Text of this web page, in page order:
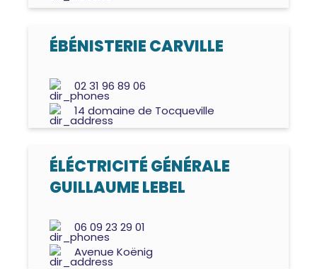
ÉBÉNISTERIE CARVILLE
02 31 96 89 06
14 domaine de Tocqueville
ÉLÉCTRICITÉ GÉNÉRALE
GUILLAUME LEBEL
06 09 23 29 01
Avenue Koënig